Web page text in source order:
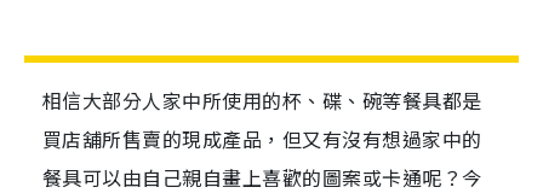
相信大部分人家中所使用的杯、碟、碗等餐具都是
買店舖所售賣的現成產品，但又有沒有想過家中的
餐具可以由自己親自畫上喜歡的圖案或卡通呢？今